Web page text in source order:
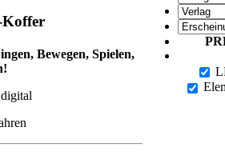
Bewegen, Spielen,